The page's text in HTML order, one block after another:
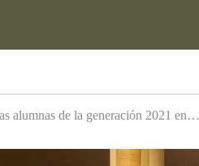
alumnas de la generación 2021 en…